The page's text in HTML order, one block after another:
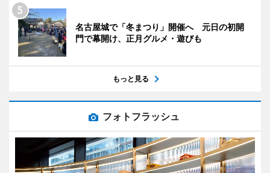
名古屋城で「冬まつり」開催へ 元日の初開
門で幕開け、正月グルメ・遊びも
もっと見る
フォトフラッシュ